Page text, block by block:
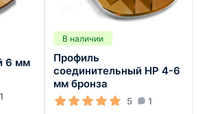
6 мм
1
В наличии
Профиль
соединительный HP 4-6
мм бронза
5 1